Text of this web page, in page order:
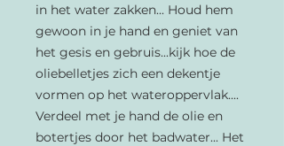
in het water zakken... Houd hem
gewoon in je hand en geniet van
het gesis en gebruis...kijk hoe de
oliebelletjes zich een dekentje
vormen op het wateroppervlak....
Verdeel met je hand de olie en
botertjes door het badwater... Het